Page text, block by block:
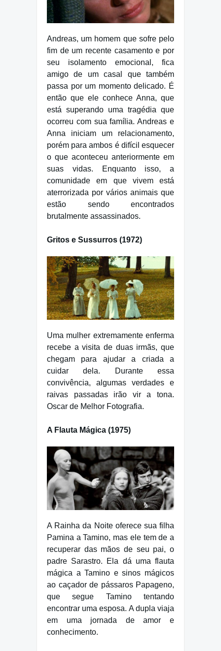
Andreas, um homem que sofre pelo
fim de um recente casamento e por
seu isolamento emocional, fica
amigo de um casal que também
passa por um momento delicado. É
então que ele conhece Anna, que
está superando uma tragédia que
ocorreu com sua família. Andreas e
Anna iniciam um relacionamento,
porém para ambos é difícil esquecer
o que aconteceu anteriormente em
suas vidas. Enquanto isso, a
comunidade em que vivem está
aterrorizada por vários animais que
estão sendo encontrados
brutalmente assassinados.
Gritos e Sussurros (1972)
Uma mulher extremamente enferma
recebe a visita de duas irmãs, que
chegam para ajudar a criada a
cuidar dela. Durante essa
convivência, algumas verdades e
raivas passadas irão vir a tona.
Oscar de Melhor Fotografia.
A Flauta Mágica (1975)
A Rainha da Noite oferece sua filha
Pamina a Tamino, mas ele tem de a
recuperar das mãos de seu pai, o
padre Sarastro. Ela dá uma flauta
mágica a Tamino e sinos mágicos
ao caçador de pássaros Papageno,
que segue Tamino tentando
encontrar uma esposa. A dupla viaja
em uma jornada de amor e
conhecimento.